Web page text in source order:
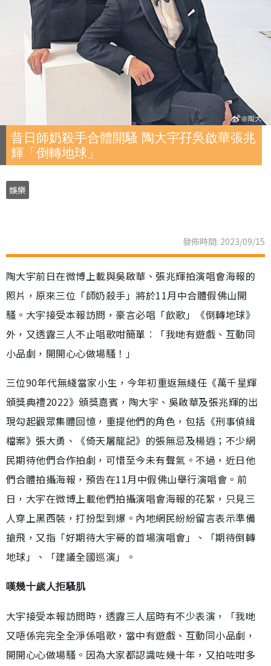
昔日師奶殺手合體開騷 陶大宇孖吳啟華張兆
輝「倒轉地球」
娛樂
發佈時間: 2023/09/15
陶大宇前日在微博上載與吳啟華、張兆輝拍演唱會海報的
照片，原來三位「師奶殺手」將於11月中合體假佛山開
騷。大宇接受本報訪問，豪言必唱「飲歌」《倒轉地球》
外，又透露三人不止唱歌咁簡單︰「我哋有遊戲、互動同
小品劇，開開心心做場騷！」
三位90年代無綫當家小生，今年初重返無綫任《萬千星輝
頒獎典禮2022》頒獎嘉賓，陶大宇、吳啟華及張兆輝的出
現勾起觀眾集體回憶，重提他們的角色，包括《刑事偵緝
檔案》張大勇、《倚天屠龍記》的張無忌及楊逍；不少網
民期待他們合作拍劇，可惜至今未有聲氣。不過，近日他
們合體拍攝海報，預告在11月中假佛山舉行演唱會。前
日，大宇在微博上載他們拍攝演唱會海報的花絮，只見三
人穿上黑西裝，打扮型到爆。內地網民紛紛留言表示準備
搶飛，又指「好期待大宇哥的首場演唱會」、「期待倒轉
地球」、「建議全國巡演」。
嘆幾十歲人拒騷肌
大宇接受本報訪問時，透露三人屆時有不少表演，「我哋
又唔係完完全全淨係唱歌，當中有遊戲、互動同小品劇，
開開心心做場騷。因為大家都認識咗幾十年，又拍咗咁多